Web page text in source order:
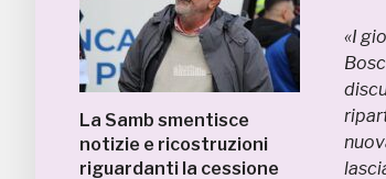
La Samb smentisce
notizie e ricostruzioni
riguardanti la cessione
«I